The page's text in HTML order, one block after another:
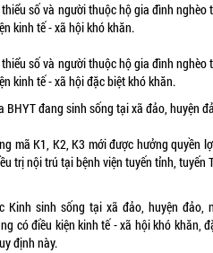
số và người thuộc hộ gia đình nghèo
kinh tế - xã hội khó khăn.
số và người thuộc hộ gia đình nghèo
kinh tế - xã hội đặc biệt khó khăn.
BHYT đang sinh sống tại xã đảo, huyện
mã K1, K2, K3 mới được hưởng quyền
trị nội trú tại bệnh viện tuyến tỉnh, tuyến
Kinh sinh sống tại xã đảo, huyện đảo,
có điều kiện kinh tế - xã hội khó khăn,
định này.